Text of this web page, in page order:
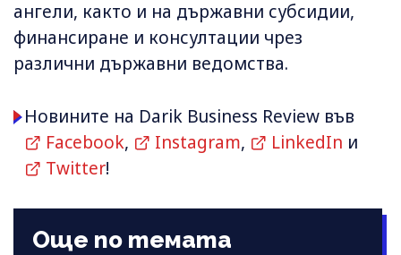
ангели, както и на държавни субсидии,
финансиране и консултации чрез
различни държавни ведомства.
Новините на Darik Business Review във
Facebook, Instagram, LinkedIn и
Twitter!
Още по темата